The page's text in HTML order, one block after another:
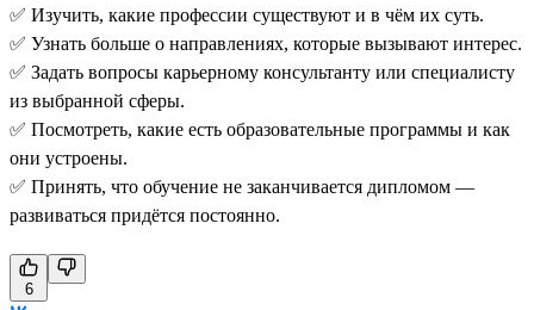
✅ Изучить, какие профессии существуют и в чём их суть.
✅ Узнать больше о направлениях, которые вызывают интерес.
✅ Задать вопросы карьерному консультанту или специалисту
из выбранной сферы.
✅ Посмотреть, какие есть образовательные программы и как
они устроены.
✅ Принять, что обучение не заканчивается дипломом —
развиваться придётся постоянно.
6